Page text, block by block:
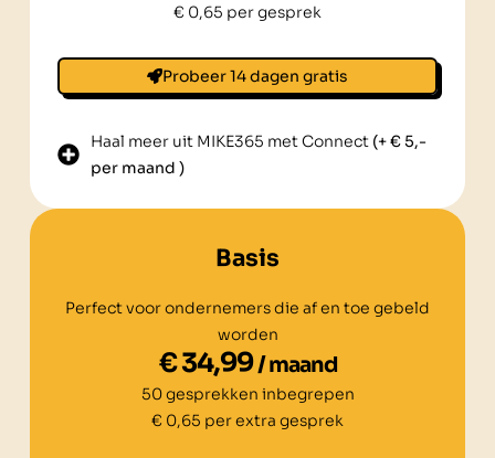
€ 0,65 per gesprek
Probeer 14 dagen gratis
Haal meer uit MIKE365 met Connect (+ € 5,-
per maand )
Basis
Perfect voor ondernemers die af en toe gebeld
worden
€ 34,99/ maand
50 gesprekken inbegrepen
€ 0,65 per extra gesprek